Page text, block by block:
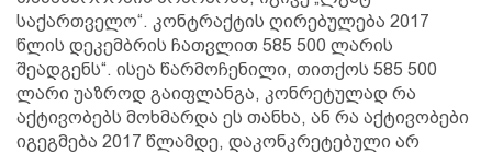
საქართველო“. კონტრაქტის ღირებულება 2017
წლის დეკემბრის ჩათვლით 585 500 ლარის
შეადგენს“. ისეა წარმოჩენილი, თითქოს 585 500
ლარი უაზროდ გაიფლანგა, კონრეტულად რა
აქტივობებს მოხმარდა ეს თანხა, ან რა აქტივობები
იგეგმება 2017 წლამდე, დაკონკრეტებული არ